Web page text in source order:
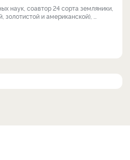
наук, соавтор 24 сорта земляники,
и американской), ...